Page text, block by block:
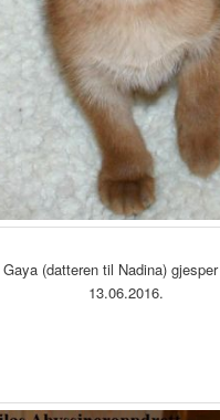
(datteren til Nadina) gjesper
13.06.2016.